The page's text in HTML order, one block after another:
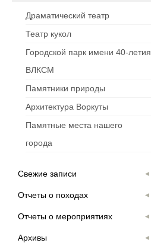
Драматический театр
Театр кукол
Городской парк имени 40-летия
ВЛКСМ
Памятники природы
Архитектура Воркуты
Памятные места нашего
города
Свежие записи
Отчеты о походах
Отчеты о мероприятиях
Архивы